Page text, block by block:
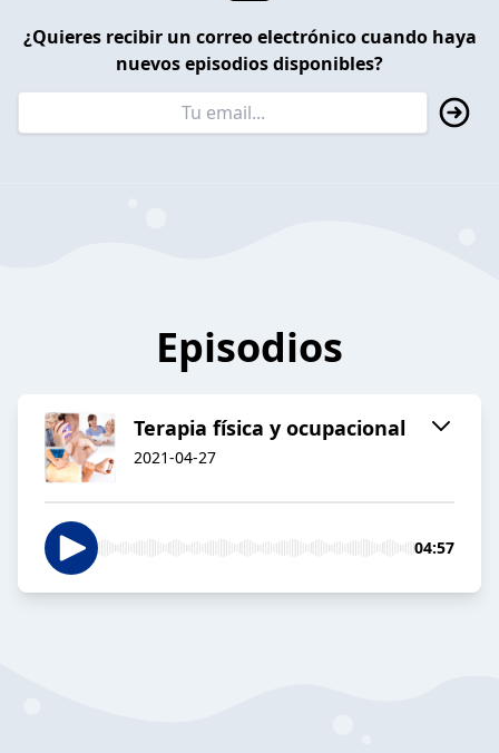
¿Quieres recibir un correo electrónico cuando haya
nuevos episodios disponibles?
Episodios
Terapia física y ocupacional
2021-04-27
04:57